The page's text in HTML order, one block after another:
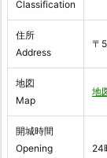
Classification
住所
Address
〒
地図
Map
地
開城時間
Opening
24